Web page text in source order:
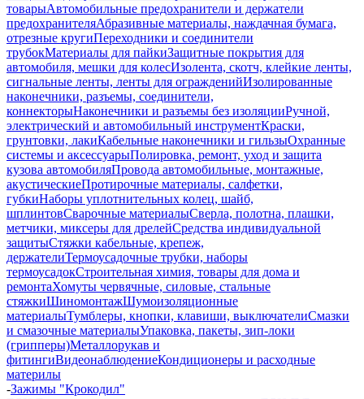
товарыАвтомобильные предохранители и держатели
предохранителяАбразивные материалы, наждачная бумага,
отрезные кругиПереходники и соединители
трубокМатериалы для пайкиЗащитные покрытия для
автомобиля, мешки для колесИзолента, скотч, клейкие ленты,
сигнальные ленты, ленты для огражденийИзолированные
наконечники, разъемы, соединители,
коннекторыНаконечники и разъемы без изоляцииРучной,
электрический и автомобильный инструментКраски,
грунтовки, лакиКабельные наконечники и гильзыОхранные
системы и аксессуарыПолировка, ремонт, уход и защита
кузова автомобиляПровода автомобильные, монтажные,
акустическиеПротирочные материалы, салфетки,
губкиНаборы уплотнительных колец, шайб,
шплинтовСварочные материалыСверла, полотна, плашки,
метчики, миксеры для дрелейСредства индивидуальной
защитыСтяжки кабельные, крепеж,
держателиТермоусадочные трубки, наборы
термоусадокСтроительная химия, товары для дома и
ремонтаХомуты червячные, силовые, стальные
стяжкиШиномонтажШумоизоляционные
материалыТумблеры, кнопки, клавиши, выключателиСмазки
и смазочные материалыУпаковка, пакеты, зип-локи
(грипперы)Металлорукав и
фитингиВидеонаблюдениеКондиционеры и расходные
материлы
-Зажимы "Крокодил"